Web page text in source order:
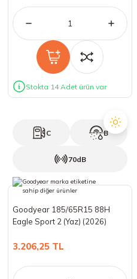
Stokta 14 Adet ürün var
C B
70dB
Goodyear 185/65R15 88H
Eagle Sport 2 (Yaz) (2026)
3.206,25 TL